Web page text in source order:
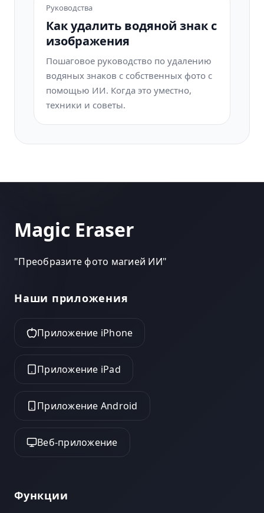
Руководства
Как удалить водяной знак с
изображения
Пошаговое руководство по удалению
водяных знаков с собственных фото с
помощью ИИ. Когда это уместно,
техники и советы.
Magic Eraser
"Преобразите фото магией ИИ"
Наши приложения
Приложение iPhone
Приложение iPad
Приложение Android
Веб-приложение
Функции